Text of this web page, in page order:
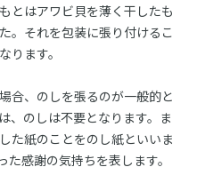
とはアワビ貝を薄く干したも
。それを包装に張り付けるこ
ります。
合、のしを張るのが一般的と
、のしは不要となります。ま
た紙のことをのし紙といいま
感謝の気持ちを表します。